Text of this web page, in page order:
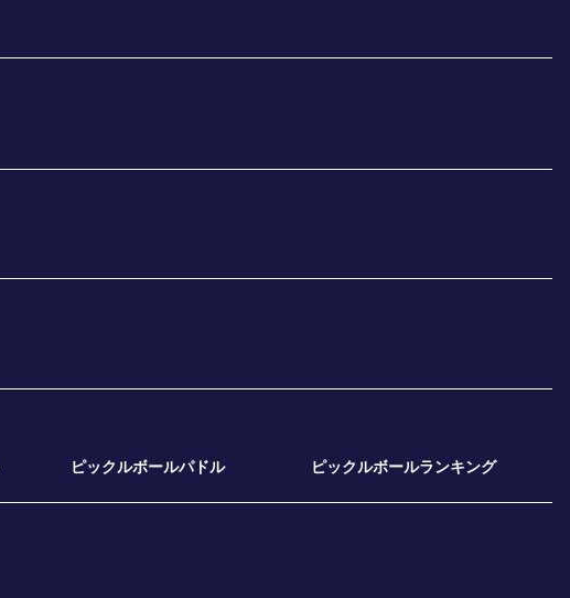
ピックルボールパドル ピックルボールランキング